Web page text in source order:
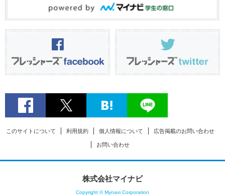
このサイトについて 利用規約 個人情報について 広告掲載のお問い合わせ
お問い合わせ
株式会社マイナビ
Copyright © Mynavi Corporation